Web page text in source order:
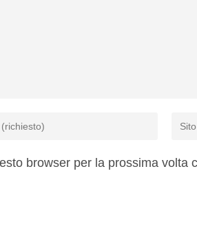
browser per la prossima volta